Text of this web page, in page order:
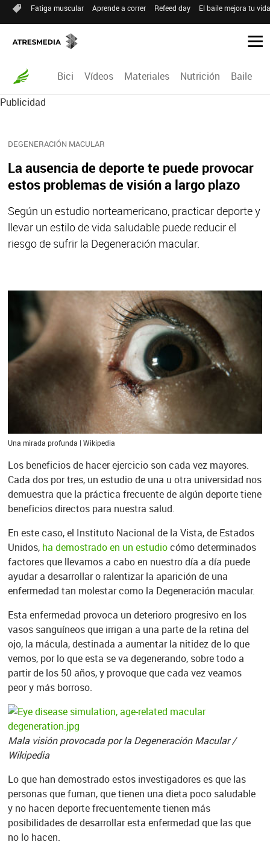
Fatiga muscular Aprende a correr Refeed day El baile mejora tu
Bici Vídeos Materiales Nutrición Baile
Publicidad
DEGENERACIÓN MACULAR
La ausencia de deporte te puede provocar
estos problemas de visión a largo plazo
Según un estudio norteamericano, practicar deporte y
llevar un estilo de vida saludable puede reducir el
riesgo de sufrir la Degeneración macular.
Una mirada profunda | Wikipedia
Los beneficios de hacer ejercicio son cada vez mayores.
Cada dos por tres, un estudio de una u otra universidad nos
demuestra que la práctica frecuente de algún deporte tiene
beneficios directos para nuestra salud.
En este caso, el Instituto Nacional de la Vista, de Estados
Unidos, ha demostrado en un estudiocómo determinados
factores que llevamos a cabo en nuestro día a día puede
ayudar a desarrollar o ralentizar la aparición de una
enfermedad tan molestar como la Degeneración macular.
Esta enfermedad provoca un deterioro progresivo en los
vasos sanguíneos que irrigan a una parte de la retina del
ojo, la mácula, destinada a aumentar la nitidez de lo que
vemos, por lo que esta se va degenerando, sobre todo a
partir de los 50 años, y provoque que cada vez veamos
peor y más borroso.
Mala visión provocada por la Degeneración Macular /
Wikipedia
Lo que han demostrado estos investigadores es que las
personas que fuman, que tienen una dieta poco saludable
y no hacen deporte frecuentemente tienen más
posibilidades de desarrollar esta enfermedad que las que
no lo hacen.